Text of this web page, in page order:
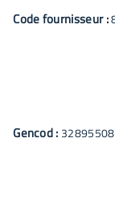
Code fournisseur :
Gencod :